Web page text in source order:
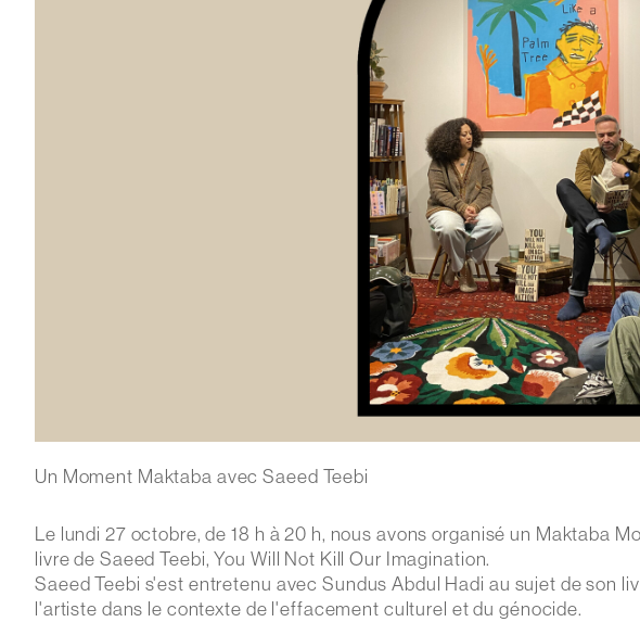
Un Moment Maktaba avec Saeed Teebi
Le lundi 27 octobre, de 18 h à 20 h, nous avons organisé un Maktaba
livre de Saeed Teebi, You Will Not Kill Our Imagination.
Saeed Teebi s'est entretenu avec Sundus Abdul Hadi au sujet de son
l'artiste dans le contexte de l'effacement culturel et du génocide.